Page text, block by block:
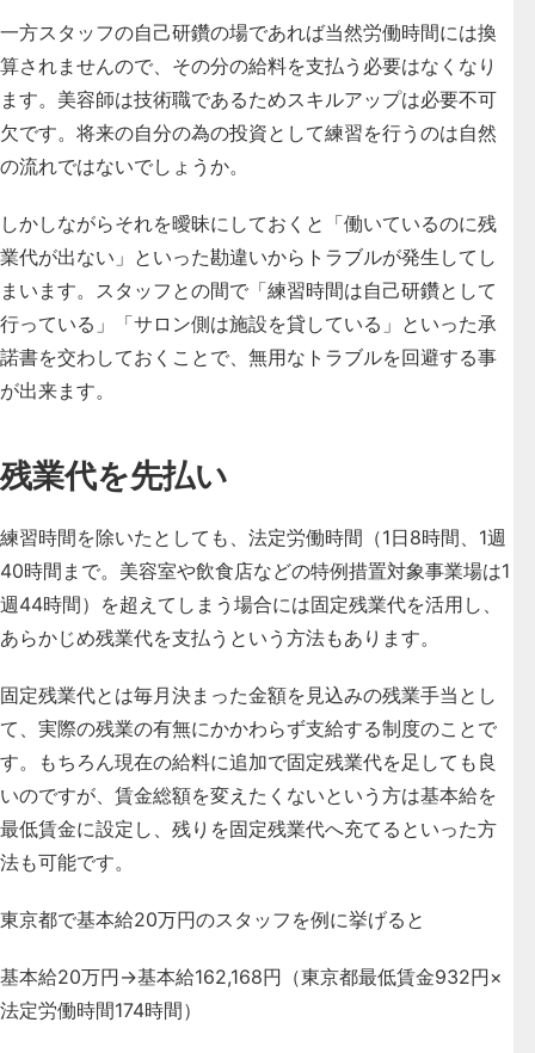
一方スタッフの自己研鑽の場であれば当然労働時間には換
算されませんので、その分の給料を支払う必要はなくなり
ます。美容師は技術職であるためスキルアップは必要不可
欠です。将来の自分の為の投資として練習を行うのは自然
の流れではないでしょうか。
しかしながらそれを曖昧にしておくと「働いているのに残
業代が出ない」といった勘違いからトラブルが発生してし
まいます。スタッフとの間で「練習時間は自己研鑽として
行っている」「サロン側は施設を貸している」といった承
諾書を交わしておくことで、無用なトラブルを回避する事
が出来ます。
残業代を先払い
練習時間を除いたとしても、法定労働時間（1日8時間、1週
40時間まで。美容室や飲食店などの特例措置対象事業場は1
週44時間）を超えてしまう場合には固定残業代を活用し、
あらかじめ残業代を支払うという方法もあります。
固定残業代とは毎月決まった金額を見込みの残業手当とし
て、実際の残業の有無にかかわらず支給する制度のことで
す。もちろん現在の給料に追加で固定残業代を足しても良
いのですが、賃金総額を変えたくないという方は基本給を
最低賃金に設定し、残りを固定残業代へ充てるといった方
法も可能です。
東京都で基本給20万円のスタッフを例に挙げると
基本給20万円→基本給162,168円（東京都最低賃金932円×
法定労働時間174時間）